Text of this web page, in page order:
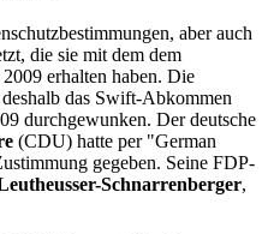
aber auch
die sie mit dem dem
erhalten haben. Die
das Swift-Abkommen
durchgewunken. Der deutsche
(CDU) hatte per "German
gegeben. Seine FDP-
Schnarrenberger,